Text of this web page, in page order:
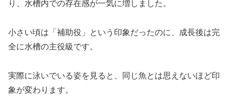
り、水槽内での存在感が一気に増しました。
小さい頃は「補助役」という印象だったのに、成長後は完
全に水槽の主役級です。
実際に泳いでいる姿を見ると、同じ魚とは思えないほど印
象が変わります。